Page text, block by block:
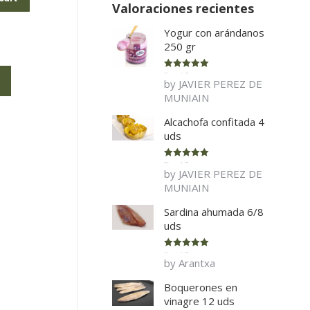
Valoraciones recientes
Yogur con arándanos
250 gr
Rated 5
of 5
by JAVIER PEREZ DE
MUNIAIN
Alcachofa confitada 4
uds
Rated 5
of 5
by JAVIER PEREZ DE
MUNIAIN
Sardina ahumada 6/8
uds
Rated 5
of 5
by Arantxa
Boquerones en
vinagre 12 uds